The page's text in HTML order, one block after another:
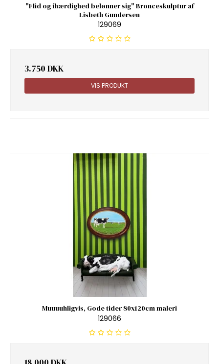
"Flid og ihærdighed belønner sig" Bronceskulptur af
Lisbeth Gundersen
129069
3.750 DKK
VIS PRODUKT
Muuuuhligvis, Gode tider 80x120cm maleri
129066